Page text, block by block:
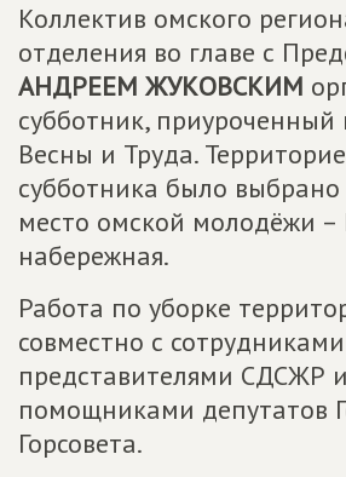
Коллектив омского
отделения во главе с
АНДРЕЕМ ЖУКОВСКИМ
субботник, приуроченный
Весны и Труда.
субботника было
место омской молодёжи
набережная.
Работа по уборке
совместно с
представителями СДСЖР и
помощниками депутатов
Горсовета.